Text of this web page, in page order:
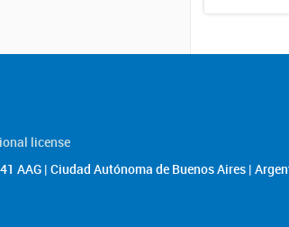
license
AAG | Ciudad Autónoma de Buenos Aires |